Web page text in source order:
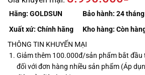
Hãng: GOLDSUN
Xuất xứ: Chính hãng
Bảo hành: 24 tháng
Kho hàng: Còn
THÔNG TIN KHUYẾN MẠI
Giảm thêm 100.000đ/sản phẩm bắt đầu
đối với đơn hàng nhiều sản phẩm (Áp